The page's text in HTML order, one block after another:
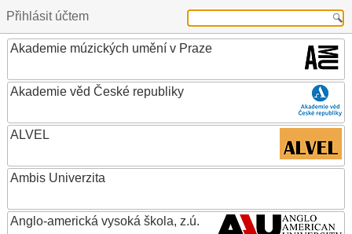
Přihlásit účtem
Akademie múzických umění v Praze
Akademie věd České republiky
ALVEL
Ambis Univerzita
Anglo-americká vysoká škola, z.ú.